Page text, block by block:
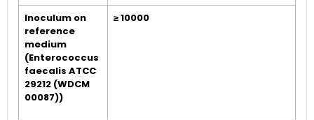
Inoculum on
reference
medium
(Enterococcus
faecalis ATCC
29212 (WDCM
00087))
≥ 10000